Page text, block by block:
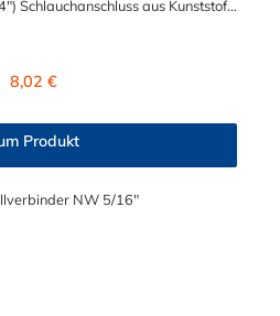
Schlauchanschluss aus Kunststoff
große Beständigkeit gegen
NW 5/16" mit 6,4 mm (1/4")
sich ideal zum Anschluss von
und lassen sich ohne Werkzeug
montieren.
Regulärer Preis:
8,02 €
Produkt